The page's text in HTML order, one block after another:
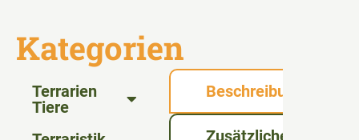
Kategorien
Terrarien
Tiere
Beschreibung
Zusätzliche